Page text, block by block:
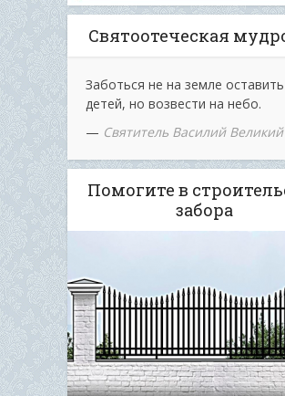
Святоотеческая
Заботься не на земле оставить
детей, но возвести на небо.
— Святитель Василий Великий
Помогите в
забора